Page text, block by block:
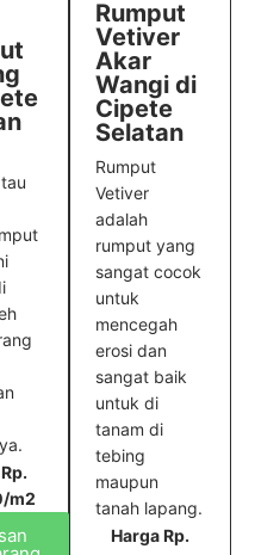
m2
Rumput
Vetiver
Akar
Wangi di
Cipete
Selatan
Rumput
Vetiver
adalah
rumput yang
sangat cocok
untuk
mencegah
erosi dan
sangat baik
untuk di
tanam di
tebing
maupun
tanah lapang.
Harga Rp.